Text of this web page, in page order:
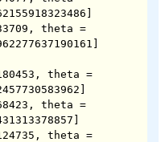
theta =
theta =
theta =
theta =